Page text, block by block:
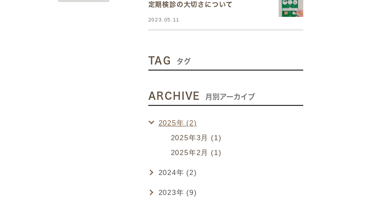
定期検診の大切さについて
2023.05.11
TAG タグ
ARCHIVE 月別アーカイブ
2025年 (2)
2025年3月 (1)
2025年2月 (1)
2024年 (2)
2023年 (9)